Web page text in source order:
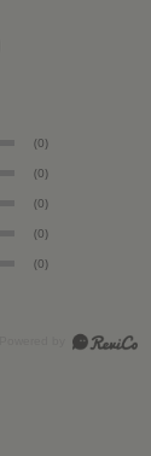
(0)
(0)
(0)
(0)
(0)